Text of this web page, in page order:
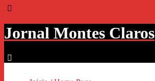
Jornal Montes Claros